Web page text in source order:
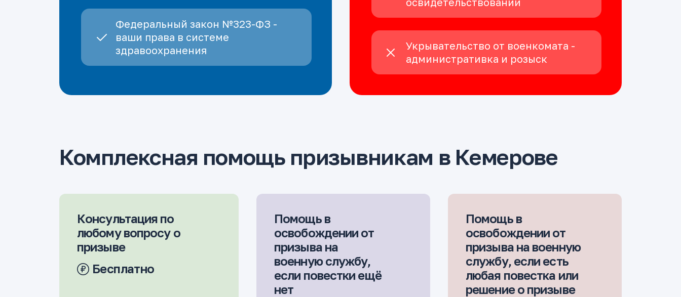
Федеральный закон №323-ФЗ -
ваши права в системе
здравоохранения
Укрывательство от военкомата -
административка и розыск
Комплексная помощь призывникам в Кемерове
Консультация по
любому вопросу о
призыве
Бесплатно
Помощь в
освобождении от
призыва на
военную службу,
если повестки ещё
нет
Помощь в
освобождении от
призыва на военную
службу, если есть
любая повестка или
решение о призыве